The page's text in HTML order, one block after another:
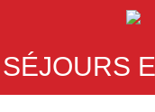
SÉJOURS